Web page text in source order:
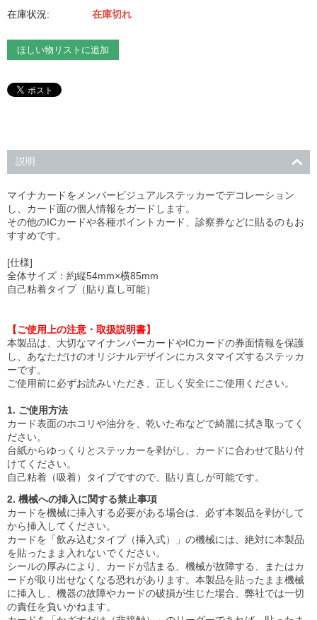
在庫状況:
在庫切れ
ほしい物リストに追加
説明
マイナカードをメンバービジュアルステッカーでデコレーション
し、カード面の個人情報をガードします。
その他のICカードや各種ポイントカード、診察券などに貼るのもお
すすめです。
[仕様]
全体サイズ：約縦54mm×横85mm
自己粘着タイプ（貼り直し可能）
【ご使用上の注意・取扱説明書】
本製品は、大切なマイナンバーカードやICカードの券面情報を保護
し、あなただけのオリジナルデザインにカスタマイズするステッカ
ーです。
ご使用前に必ずお読みいただき、正しく安全にご使用ください。
1. ご使用方法
カード表面のホコリや油分を、乾いた布などで綺麗に拭き取ってく
ださい。
台紙からゆっくりとステッカーを剥がし、カードに合わせて貼り付
けてください。
自己粘着（吸着）タイプですので、貼り直しが可能です。
2. 機械への挿入に関する禁止事項
カードを機械に挿入する必要がある場合は、必ず本製品を剥がして
から挿入してください。
カードを「飲み込むタイプ（挿入式）」の機械には、絶対に本製品
を貼ったまま入れないでください。
シールの厚みにより、カードが詰まる、機械が故障する、またはカ
ードが取り出せなくなる恐れがあります。本製品を貼ったまま機械
に挿入し、機器の故障やカードの破損が生じた場合、弊社では一切
の責任を負いかねます。